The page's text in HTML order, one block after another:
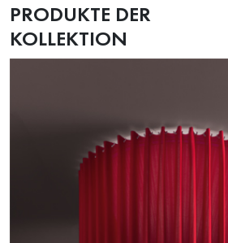
PRODUKTE DER
KOLLEKTION